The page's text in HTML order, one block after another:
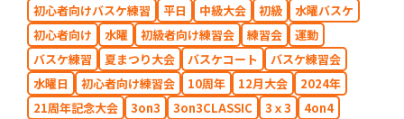
初心者向けバスケ練習
平日 中級大会 初級
水曜バスケ
初心者向け
水曜 初級者向け練習会 練習会
運動
バスケ練習
夏まつり大会 バスケコート
バスケ練習会
水曜日
初心者向け練習会 10周年 12月大会
2024年
21周年記念大会
3on3 3on3CLASSIC 3ｘ3 4on4